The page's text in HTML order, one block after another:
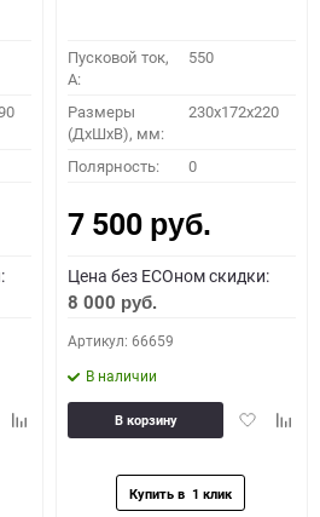
Добавить
Пусковой ток,
A:
550
Размеры
(ДхШхВ), мм:
230x172x220
Полярность: 0
7 500 руб.
Цена без ECOном скидки:
8 000 руб.
Артикул: 66659
В наличии
Добавить
В корзину